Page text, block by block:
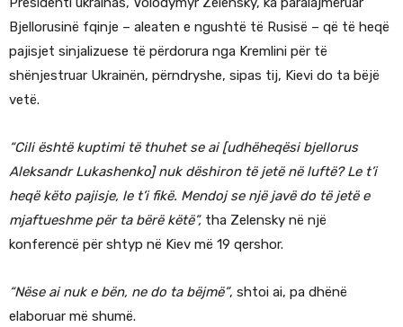
Bjellorusinë fqinje – aleaten e ngushtë të Rusisë – që të heqë
pajisjet sinjalizuese të përdorura nga Kremlini për të
shënjestruar Ukrainën, përndryshe, sipas tij, Kievi do ta bëjë
vetë.
“Cili është kuptimi të thuhet se ai [udhëheqësi bjellorus
Aleksandr Lukashenko] nuk dëshiron të jetë në luftë? Le t’i
heqë këto pajisje, le t’i fikë. Mendoj se një javë do të jetë e
mjaftueshme për ta bërë këtë”, tha Zelensky në një
konferencë për shtyp në Kiev më 19 qershor.
“Nëse ai nuk e bën, ne do ta bëjmë”, shtoi ai, pa dhënë
elaboruar më shumë.